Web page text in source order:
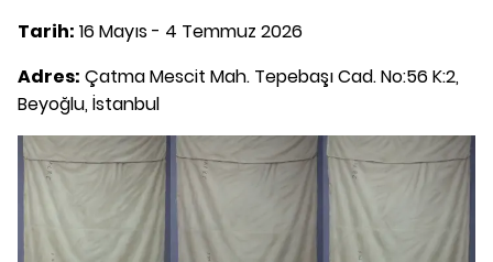
Tarih: 16 Mayıs - 4 Temmuz 2026
Adres: Çatma Mescit Mah. Tepebaşı Cad. No:56 K:2,
Beyoğlu, İstanbul